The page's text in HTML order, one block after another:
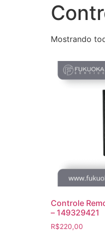
Mostrando
Controle
– 149329421
R$220,00